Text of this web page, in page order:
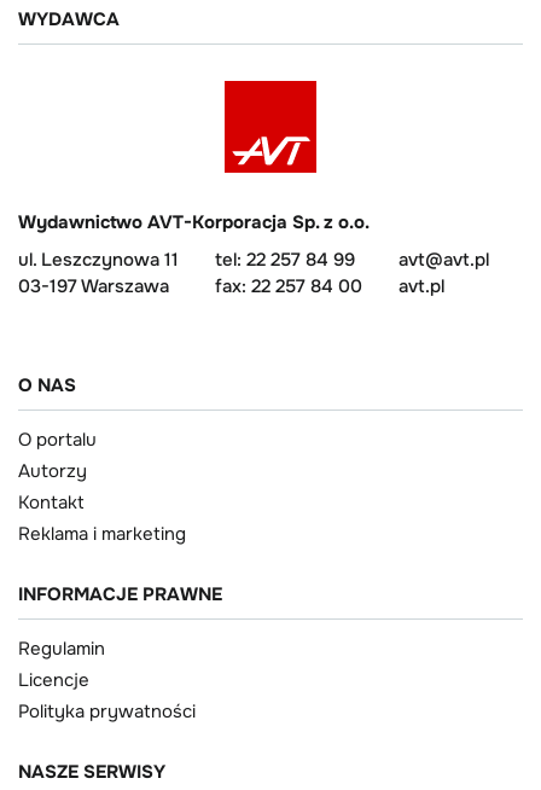
WYDAWCA
Wydawnictwo AVT-Korporacja Sp. z o.o.
ul. Leszczynowa 11
03-197 Warszawa
tel: 22 257 84 99
fax: 22 257 84 00
avt@avt.pl
avt.pl
O NAS
O portalu
Autorzy
Kontakt
Reklama i marketing
INFORMACJE PRAWNE
Regulamin
Licencje
Polityka prywatności
NASZE SERWISY